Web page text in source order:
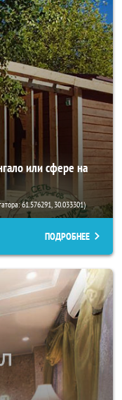
или сфере на
61.576291, 30.033301)
ПОДРОБНЕЕ